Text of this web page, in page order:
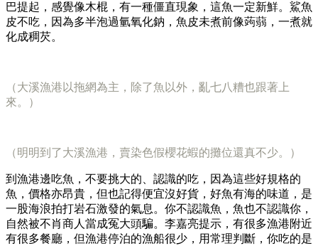
巴提起，感覺像木棍，有一種僵直現象，這魚一定新鮮。鯊魚
皮不吃，因為多半泡過氫氧化鈉，魚皮未煮前像蒟蒻，一煮就
化成稠芡。
（大溪漁港以拖網為主，除了魚以外，亂七八糟也跟著上
來。）
（明明到了大溪漁港，賣染色假櫻花蝦的攤位還真不少。）
到漁港邊吃魚，不要挑大的、認識的吃，因為這些好規格的
魚，價格亦昂貴，但也記得便宜沒好貨，好魚有海的味道，是
一股海浪拍打岩石激發的氣息。你不認識魚，魚也不認識你，
自然被不肖商人當成冤大頭騙。李嘉亮提示，有很多漁港附近
有很多餐廳，但漁港停泊的漁船很少，用常理判斷，你吃的是